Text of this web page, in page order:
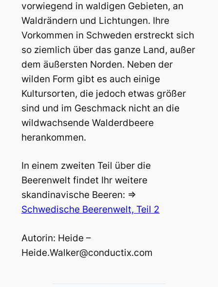
vorwiegend in waldigen Gebieten, an
Waldrändern und Lichtungen. Ihre
Vorkommen in Schweden erstreckt sich
so ziemlich über das ganze Land, außer
dem äußersten Norden. Neben der
wilden Form gibt es auch einige
Kultursorten, die jedoch etwas größer
sind und im Geschmack nicht an die
wildwachsende Walderdbeere
herankommen.
In einem zweiten Teil über die
Beerenwelt findet Ihr weitere
skandinavische Beeren: =>
Schwedische Beerenwelt, Teil 2
Autorin: Heide –
Heide.Walker@conductix.com